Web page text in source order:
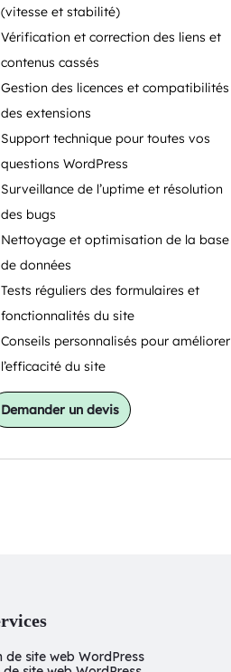
(vitesse et stabilité)
Vérification et correction des liens et
contenus cassés
Gestion des licences et compatibilités
des extensions
Support technique pour toutes vos
questions WordPress
Surveillance de l’uptime et résolution
des bugs
Nettoyage et optimisation de la base
de données
Tests réguliers des formulaires et
fonctionnalités du site
Conseils personnalisés pour améliorer
l’efficacité du site
Demander un devis
de site web WordPress